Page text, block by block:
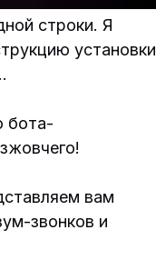
строки. Я
установки
бота-
вам
звонков и